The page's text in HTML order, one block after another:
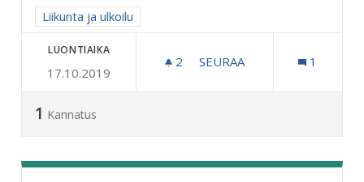
Rajaa tulokset aihepiirin mukaan: Liikunta ja ulkoilu
Liikunta ja ulkoilu
LUONTIAIKA
17.10.2019
2 2 SEURAAJAA
SEURAA 1
1 Kannatus